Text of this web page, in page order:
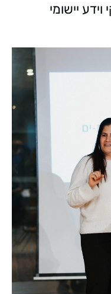
יישומי